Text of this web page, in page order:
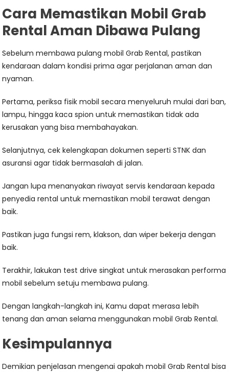
Cara Memastikan Mobil Grab
Rental Aman Dibawa Pulang
Sebelum membawa pulang mobil Grab Rental, pastikan
kendaraan dalam kondisi prima agar perjalanan aman dan
nyaman.
Pertama, periksa fisik mobil secara menyeluruh mulai dari ban,
lampu, hingga kaca spion untuk memastikan tidak ada
kerusakan yang bisa membahayakan.
Selanjutnya, cek kelengkapan dokumen seperti STNK dan
asuransi agar tidak bermasalah di jalan.
Jangan lupa menanyakan riwayat servis kendaraan kepada
penyedia rental untuk memastikan mobil terawat dengan
baik.
Pastikan juga fungsi rem, klakson, dan wiper bekerja dengan
baik.
Terakhir, lakukan test drive singkat untuk merasakan performa
mobil sebelum setuju membawa pulang.
Dengan langkah-langkah ini, Kamu dapat merasa lebih
tenang dan aman selama menggunakan mobil Grab Rental.
Kesimpulannya
Demikian penjelasan mengenai apakah mobil Grab Rental bisa